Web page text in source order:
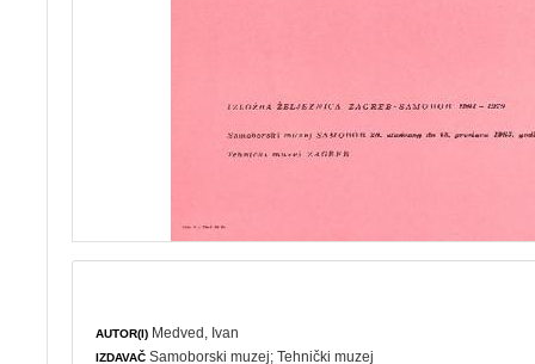
AUTOR(I) Medved, Ivan
IZDAVAČ Samoborski muzej;Tehnički muzej